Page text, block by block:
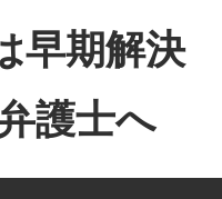
早期解決
護士へ